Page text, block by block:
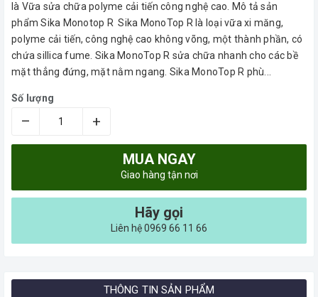
là Vữa sửa chữa polyme cải tiến công nghệ cao. Mô tả sản
phẩm Sika Monotop R Sika MonoTop R là loại vữa xi măng,
polyme cải tiến, công nghệ cao không võng, một thành phần, có
chứa sillica fume. Sika MonoTop R sửa chữa nhanh cho các bề
mặt thẳng đứng, mặt nằm ngang. Sika MonoTop R phù...
Số lượng
– +
MUA NGAY
Giao hàng tận nơi
Hãy gọi
Liên hệ 0969 66 11 66
THÔNG TIN SẢN PHẨM